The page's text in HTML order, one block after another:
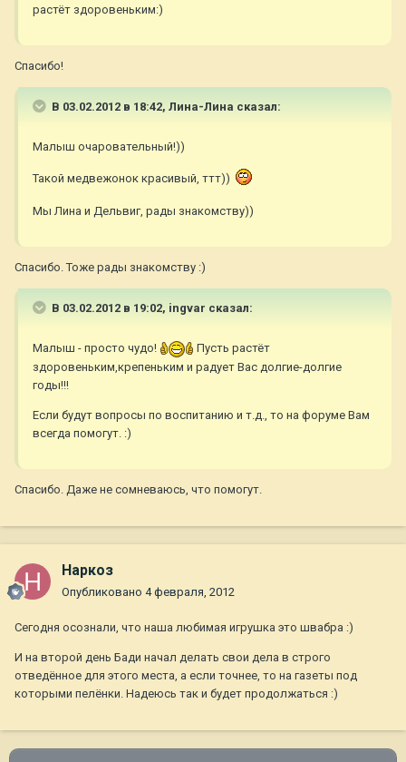
растёт здоровеньким:)
Спасибо!
В 03.02.2012 в 18:42, Лина-Лина сказал:
Малыш очаровательный!))
Такой медвежонок красивый, ттт))
Мы Лина и Дельвиг, рады знакомству))
Спасибо. Тоже рады знакомству :)
В 03.02.2012 в 19:02, ingvar сказал:
Малыш - просто чудо!
Пусть растёт
здоровеньким,крепеньким и радует Вас долгие-долгие
годы!!!
Если будут вопросы по воспитанию и т.д., то на форуме Вам
всегда помогут. :)
Спасибо. Даже не сомневаюсь, что помогут.
Наркоз
Опубликовано 4 февраля, 2012
Сегодня осознали, что наша любимая игрушка это швабра :)
И на второй день Бади начал делать свои дела в строго
отведённое для этого места, а если точнее, то на газеты под
которыми пелёнки. Надеюсь так и будет продолжаться :)